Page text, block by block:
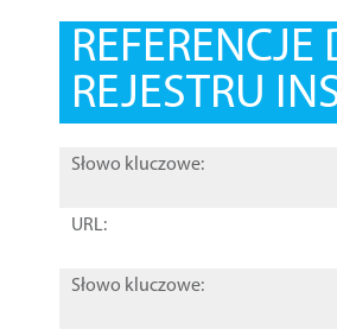
REJESTRU
Słowo kluczowe:
URL:
Słowo kluczowe: